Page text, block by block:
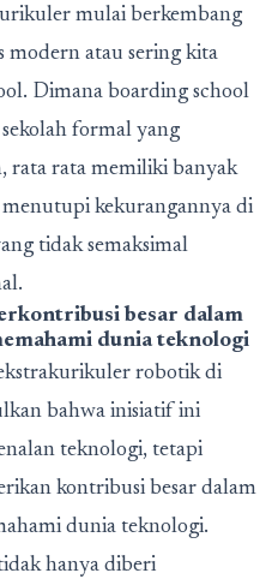
mulai berkembang
modern atau sering kita
Dimana boarding school
formal yang
rata rata memiliki banyak
kekurangannya di
tidak semaksimal
besar dalam
dunia teknologi
robotik di
bahwa inisiatif ini
teknologi, tetapi
kontribusi besar dalam
dunia teknologi.
hanya diberi